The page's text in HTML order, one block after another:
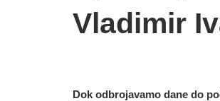
Vladimir
Dok odbrojavamo dane do